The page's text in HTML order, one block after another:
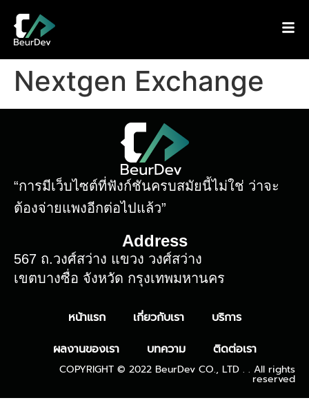
Nextgen Exchange
“การมีเว็บไซต์ที่ฟังก์ชันครบสมัยนี้ไม่ใช่ ว่าจะ
ต้องจ่ายแพงอีกต่อไปแล้ว”
Address
567 ถ.วงศ์สว่าง แขวง วงศ์สว่าง
เขตบางซื่อ จังหวัด กรุงเทพมหานคร
หน้าแรก เกี่ยวกับเรา
บริการ
ผลงานของเรา
บทความ ติดต่อเรา
COPYRIGHT © 2022 BeurDev CO., LTD . . All rights
reserved